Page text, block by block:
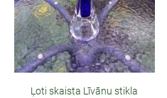
Ļoti skaista Līvānu stikla